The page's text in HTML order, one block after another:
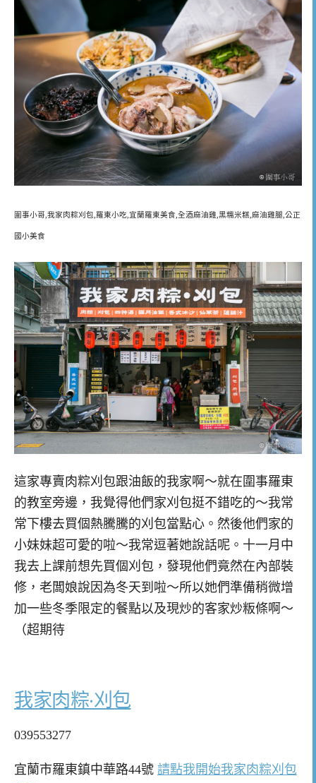
圍事小哥,我家肉粽刈包,羅東小吃,宜蘭羅東美食,全酒麻油雞,黑糯米糕,麻油雞腿,公正
國小美食
這家專賣肉粽刈包跟油飯的我家啊～就在圍事羅東
的教室旁邊，我覺得他們家刈包挺不錯吃的～我常
常下樓去買個熱騰騰的刈包當點心。然後他們家的
小妹妹超可愛的啦～我常逗著她說話呢。十一月中
我去上課前想先買個刈包，發現他們竟然在內部裝
修，老闆娘說因為冬天到啦～所以她們準備稍微增
加一些冬季限定的餐點以及現炒的客家炒粄條啊～
（超期待
我家肉粽·刈包
039553277
宜蘭市羅東鎮中華路44號 請點我開始我家肉粽刈包